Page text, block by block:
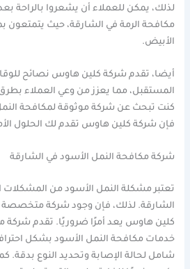
لذلك، يمكن للعملاء أن يشعروا بالراحة
مكافحة الرمة في الشارقة، حيث يتمتعون
الأبيض.
أيضا، تقدم شركة كلين هاوس نصائح
المستقبل، مما يعزز من وعي العملاء
كنت تبحث عن شركة موثوقة لمكافحة
فإن شركة كلين هاوس تقدم لك الحلول
شركة مكافحة النمل الأسود في الشارقة
تعتبر مشكلة النمل الأسود من المشكلات
الشارقة. لذلك، فإن وجود شركة
كلين هاوس يعد أمرًا ضروريًا. تقدم شركة
خدمات مكافحة النمل الأسود بشكل
شامل لحالة الإصابة وتحديد النوع بدقة.